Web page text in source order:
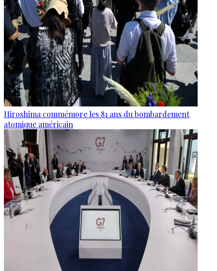
Hiroshima commémore les 81 ans du bombardement
atomique américain